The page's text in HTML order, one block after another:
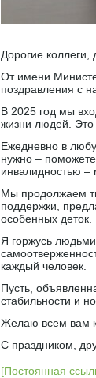
Дорогие коллеги,
От имени
поздравления с
В 2025 год мы
жизни людей. Это
Ежедневно в
нужно – поможете
инвалидностью –
Мы продолжаем
поддержки,
особенных деток.
Я горжусь
каждый человек.
Пусть,
стабильности и
Желаю всем вам
С праздником,
[Постоянная